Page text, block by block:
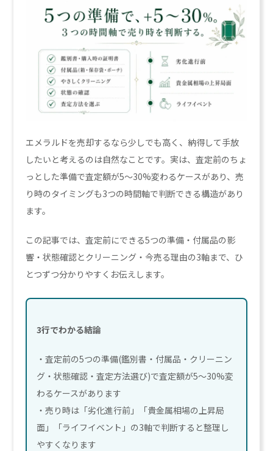
エメラルドを売却するなら少しでも高く、納得して手放
したいと考えるのは自然なことです。実は、査定前のちょ
っとした準備で査定額が5〜30%変わるケースがあり、売
り時のタイミングも3つの時間軸で判断できる構造があり
ます。
この記事では、査定前にできる5つの準備・付属品の影
響・状態確認とクリーニング・今売る理由の3軸まで、ひ
とつずつ分かりやすくお伝えします。
3行でわかる結論
・査定前の5つの準備(鑑別書・付属品・クリーニン
グ・状態確認・査定方法選び)で査定額が5〜30%変
わるケースがあります
・売り時は「劣化進行前」「貴金属相場の上昇局
面」「ライフイベント」の3軸で判断すると整理し
やすくなります